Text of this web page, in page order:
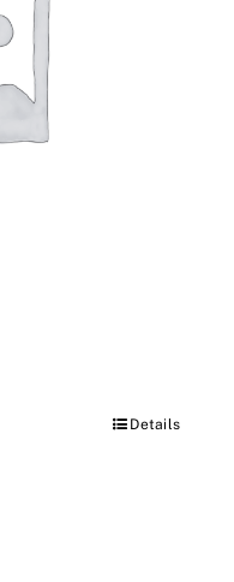
Details